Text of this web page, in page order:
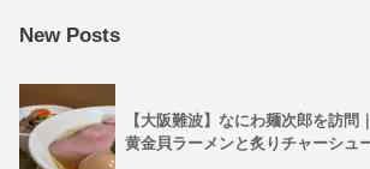
New Posts
【大阪難波】なにわ麺次郎を訪問
黄金貝ラーメンと炙りチャーシュ